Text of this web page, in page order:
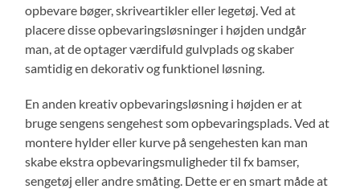
opbevare bøger, skriveartikler eller legetøj. Ved at
placere disse opbevaringsløsninger i højden undgår
man, at de optager værdifuld gulvplads og skaber
samtidig en dekorativ og funktionel løsning.
En anden kreativ opbevaringsløsning i højden er at
bruge sengens sengehest som opbevaringsplads. Ved at
montere hylder eller kurve på sengehesten kan man
skabe ekstra opbevaringsmuligheder til fx bamser,
sengetøj eller andre småting. Dette er en smart måde at